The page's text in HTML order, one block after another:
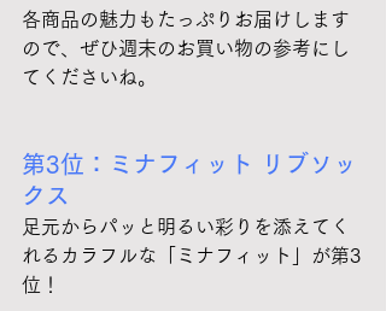
各商品の魅力もたっぷりお届けします
ので、ぜひ週末のお買い物の参考にし
てくださいね。
第3位：ミナフィット リブソッ
クス
足元からパッと明るい彩りを添えてく
れるカラフルな「ミナフィット」が第3
位！